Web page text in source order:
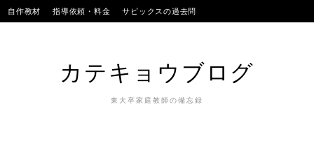
Skip
to
自作教材 指導依頼・料金 サピックスの過去問
カテキョウブログ
東大卒家庭教師の備忘録